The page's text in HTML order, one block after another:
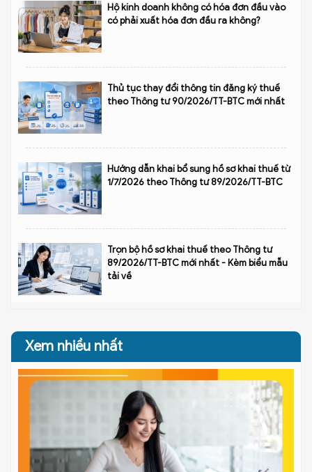
Hộ kinh doanh không có hóa đơn đầu vào
có phải xuất hóa đơn đầu ra không?
Thủ tục thay đổi thông tin đăng ký thuế
theo Thông tư 90/2026/TT-BTC mới nhất
Hướng dẫn khai bổ sung hồ sơ khai thuế từ
1/7/2026 theo Thông tư 89/2026/TT-BTC
Trọn bộ hồ sơ khai thuế theo Thông tư
89/2026/TT-BTC mới nhất - Kèm biểu mẫu
tải về
Xem nhiều nhất